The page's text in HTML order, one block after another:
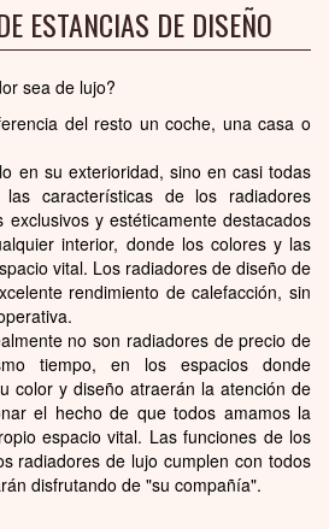
ESTANCIAS DE DISEÑO
sea de lujo?
del resto un coche, una casa o
en su exterioridad, sino en casi todas
características de los radiadores
y estéticamente destacados
interior, donde los colores y las
vital. Los radiadores de diseño de
rendimiento de calefacción, sin
no son radiadores de precio de
tiempo, en los espacios donde
color y diseño atraerán la atención de
el hecho de que todos amamos la
espacio vital. Las funciones de los
radiadores de lujo cumplen con todos
disfrutando de "su compañía".